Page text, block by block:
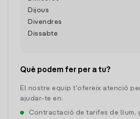
Dijous
Divendres
Dissabte
Què podem fer per a tu?
El nostre equip t'ofereix atenció
ajudar-te en:
Contractació de tarifes de llum,